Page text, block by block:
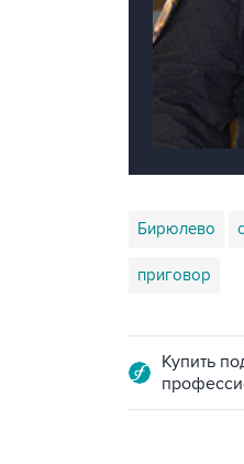
Бирюлево
приговор
Купить